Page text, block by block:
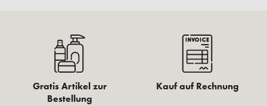
Gratis Artikel zur
Bestellung
Kauf auf Rechnung